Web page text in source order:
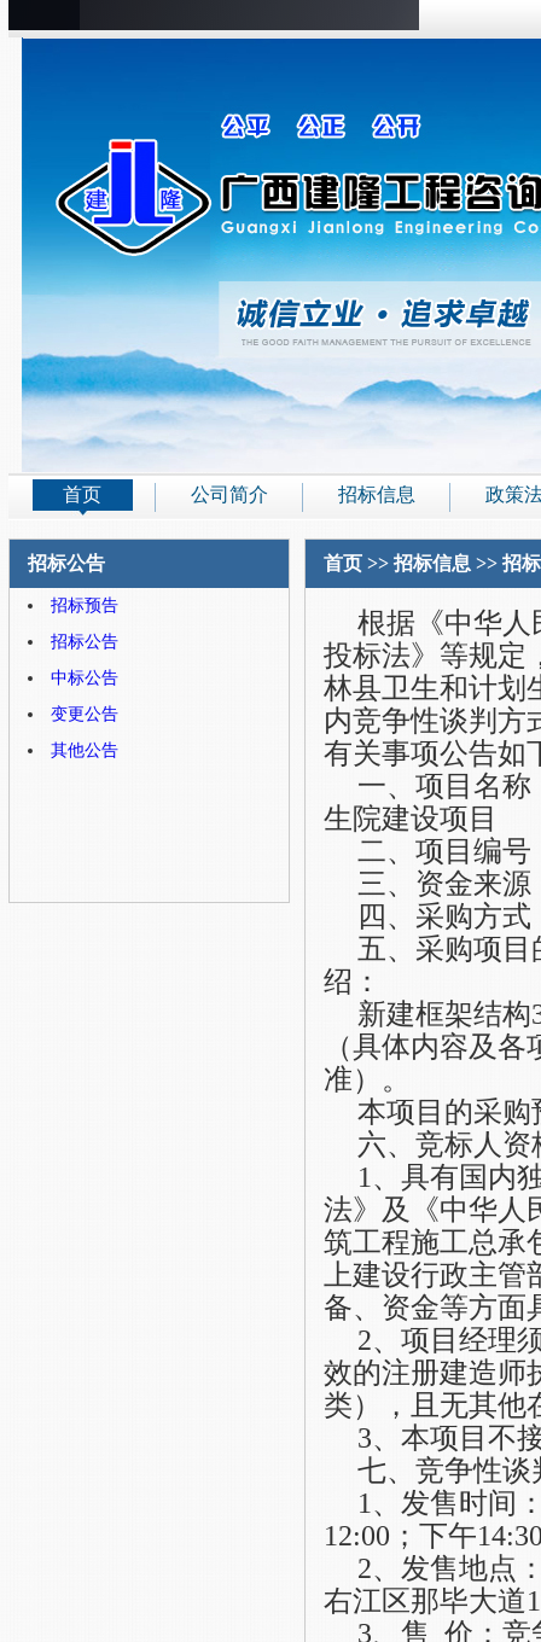
首页 公司简介 招标信息 政策
招标公告
招标预告
招标公告
中标公告
变更公告
其他公告
首页>> 招标信息 >> 招
根据《中华人
投标法》等规定
林县卫生和计划
内竞争性谈判方
有关事项公告如
一、项目名
生院建设项目
二、项目编号
三、资金来源
四、采购方
五、采购项
绍：
新建框架结构
（具体内容及
准） 。
本项目的采购
六、竞标人资
1、 具有国内
法》及《中华人
筑工程施工总承
上建设行政主
备、资金等方面
2、项目经理
效的注册建造师
类），且无其他
3、本项目不
七、竞争性谈
1、发售时间
12:00；下午14:
2、发售地点
右江区那毕大道
3、售 价：竞